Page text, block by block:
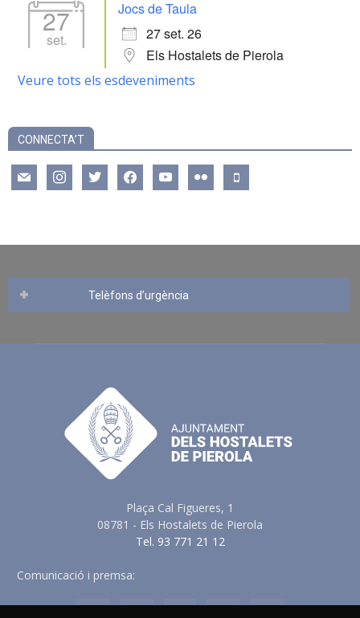
27
set.
Jocs de Taula
27 set. 26
Els Hostalets de Pierola
Veure tots els esdeveniments
CONNECTA’T
mail instagramtwitter facebookyoutube flickr mobile
Telèfons d’urgència
Plaça Cal Figueres, 1
08781 - Els Hostalets de Pierola
Tel. 93 771 21 12
Comunicació i premsa: